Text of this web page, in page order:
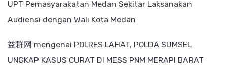
UPT Pemasyarakatan Medan Sekitar Laksanakan
Audiensi dengan Wali Kota Medan
益群网 mengenai POLRES LAHAT, POLDA SUMSEL
UNGKAP KASUS CURAT DI MESS PNM MERAPI BARAT